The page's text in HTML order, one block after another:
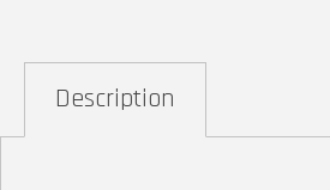
Description